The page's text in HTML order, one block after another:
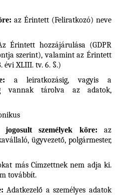
az Érintett (Feliratkozó) neve
Érintett hozzájárulása (GDPR
szerint), valamint az Érintett
évi XLIII. tv. 6. §.)
a leiratkozásig, vagyis a
vannak tárolva az adatok,
jogosult személyek köre: az
ügyvezető, polgármester,
más Címzettnek nem adja ki.
továbbít.
Adatkezelő a személyes adatok